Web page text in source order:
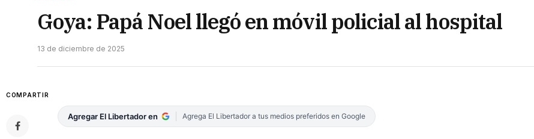
Goya: Papá Noel llegó en móvil policial al hospital
13 de diciembre de 2025
COMPARTIR
Agregar El Libertador en Agrega El Libertador a tus medios preferidos en Google